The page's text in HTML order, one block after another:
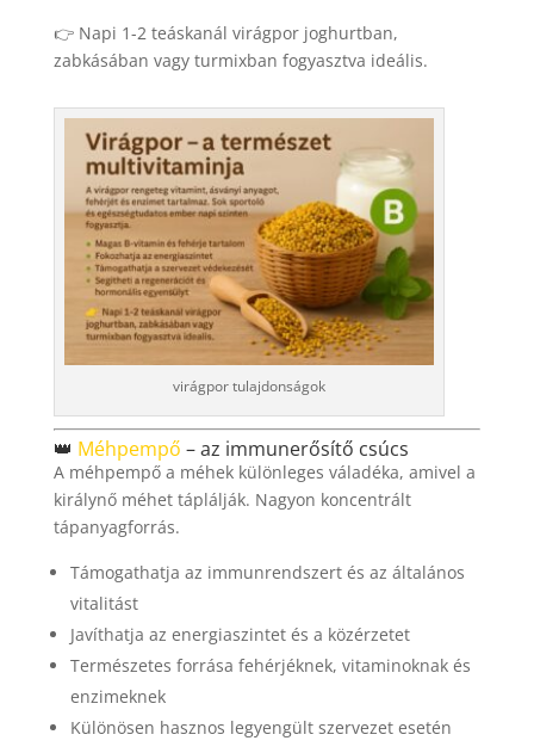
👉 Napi 1-2 teáskanál virágpor joghurtban,
zabkásában vagy turmixban fogyasztva ideális.
virágpor tulajdonságok
👑 Méhpempő – az immunerősítő csúcs
A méhpempő a méhek különleges váladéka, amivel a
királynő méhet táplálják. Nagyon koncentrált
tápanyagforrás.
Támogathatja az immunrendszert és az általános
vitalitást
Javíthatja az energiaszintet és a közérzetet
Természetes forrása fehérjéknek, vitaminoknak és
enzimeknek
Különösen hasznos legyengült szervezet esetén